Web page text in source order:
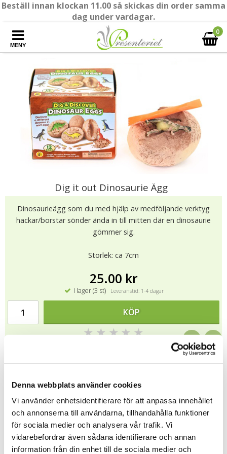
Denna webbplats använder cookies
Vi använder enhetsidentifierare för att anpassa innehållet
och annonserna till användarna, tillhandahålla funktioner
för sociala medier och analysera vår trafik. Vi
vidarebefordrar även sådana identifierare och annan
information från din enhet till de sociala medier och
Beställ innan klockan 11.00 så skickas din order samma
dag under vardagar.
MENY
0
Dig it out Dinosaurie Ägg
Dinosaurieägg som du med hjälp av medföljande verktyg
hackar/borstar sönder ända in till mitten där en dinosaurie
gömmer sig.
Storlek: ca 7cm
25.00 kr
I lager (3 st) Leveranstid: 1-4 dagar
KÖP
★★★★★
Upptäck mer
Jul